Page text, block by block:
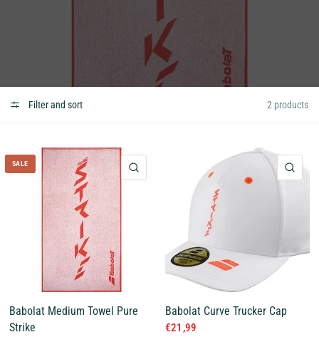
Filter and sort 2 products
SALE
Babolat Medium Towel Pure
Strike
Babolat Curve Trucker Cap
€21,99